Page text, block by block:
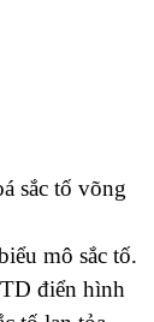
sắc tố võng
mô sắc tố.
điển hình